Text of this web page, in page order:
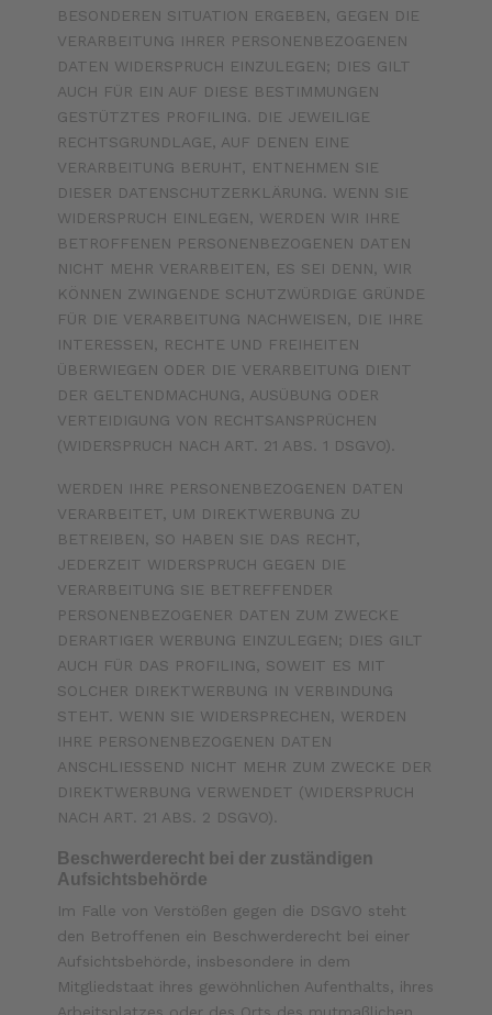
BESONDEREN SITUATION ERGEBEN, GEGEN DIE
VERARBEITUNG IHRER PERSONENBEZOGENEN
DATEN WIDERSPRUCH EINZULEGEN; DIES GILT
AUCH FÜR EIN AUF DIESE BESTIMMUNGEN
GESTÜTZTES PROFILING. DIE JEWEILIGE
RECHTSGRUNDLAGE, AUF DENEN EINE
VERARBEITUNG BERUHT, ENTNEHMEN SIE
DIESER DATENSCHUTZERKLÄRUNG. WENN SIE
WIDERSPRUCH EINLEGEN, WERDEN WIR IHRE
BETROFFENEN PERSONENBEZOGENEN DATEN
NICHT MEHR VERARBEITEN, ES SEI DENN, WIR
KÖNNEN ZWINGENDE SCHUTZWÜRDIGE GRÜNDE
FÜR DIE VERARBEITUNG NACHWEISEN, DIE IHRE
INTERESSEN, RECHTE UND FREIHEITEN
ÜBERWIEGEN ODER DIE VERARBEITUNG DIENT
DER GELTENDMACHUNG, AUSÜBUNG ODER
VERTEIDIGUNG VON RECHTSANSPRÜCHEN
(WIDERSPRUCH NACH ART. 21 ABS. 1 DSGVO).
WERDEN IHRE PERSONENBEZOGENEN DATEN
VERARBEITET, UM DIREKTWERBUNG ZU
BETREIBEN, SO HABEN SIE DAS RECHT,
JEDERZEIT WIDERSPRUCH GEGEN DIE
VERARBEITUNG SIE BETREFFENDER
PERSONENBEZOGENER DATEN ZUM ZWECKE
DERARTIGER WERBUNG EINZULEGEN; DIES GILT
AUCH FÜR DAS PROFILING, SOWEIT ES MIT
SOLCHER DIREKTWERBUNG IN VERBINDUNG
STEHT. WENN SIE WIDERSPRECHEN, WERDEN
IHRE PERSONENBEZOGENEN DATEN
ANSCHLIESSEND NICHT MEHR ZUM ZWECKE DER
DIREKTWERBUNG VERWENDET (WIDERSPRUCH
NACH ART. 21 ABS. 2 DSGVO).
Beschwerde­recht bei der zuständigen
Aufsichts­behörde
Im Falle von Verstößen gegen die DSGVO steht
den Betroffenen ein Beschwerderecht bei einer
Aufsichtsbehörde, insbesondere in dem
Mitgliedstaat ihres gewöhnlichen Aufenthalts, ihres